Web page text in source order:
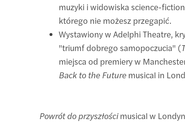
muzyki i widowiska science-
którego nie możesz przegapić.
Wystawiony w Adelphi Theatre,
"triumf dobrego samopoczucia" (
miejsca od premiery w
Back to the Future musical in
Powrót do przyszłościmusical w